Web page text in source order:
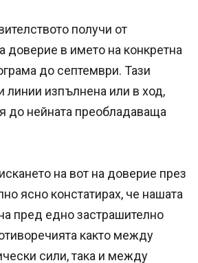
получи от
доверие в името на конкретна
до септември. Тази
линии изпълнена или в ход,
до нейната преобладаваща
на вот на доверие през
ясно констатирах, че нашата
пред едно застрашително
както между
сили, така и между